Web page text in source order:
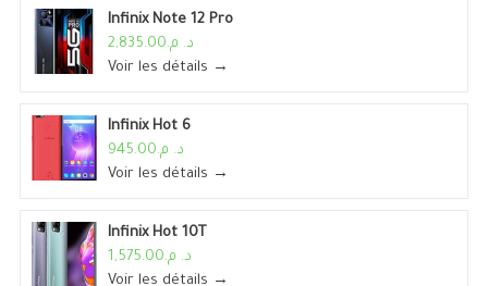
Infinix Note 12 Pro
د. م.2,835.00
Voir les détails →
Infinix Hot 6
د. م.945.00
Voir les détails →
Infinix Hot 10T
د. م.1,575.00
Voir les détails →